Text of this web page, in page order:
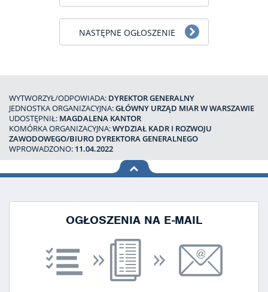
NASTĘPNE OGŁOSZENIE
WYTWORZYŁ/ODPOWIADA: DYREKTOR GENERALNY
JEDNOSTKA ORGANIZACYJNA:GŁÓWNY URZĄD MIAR W WARSZAWIE
UDOSTĘPNIŁ: MAGDALENA KANTOR
KOMÓRKA ORGANIZACYJNA:WYDZIAŁ KADR I ROZWOJU
ZAWODOWEGO/BIURO DYREKTORA GENERALNEGO
WPROWADZONO: 11.04.2022
na górę
OGŁOSZENIA NA E-MAIL